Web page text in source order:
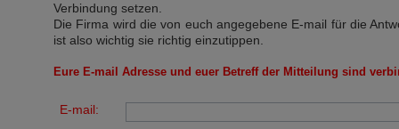
Verbindung setzen.
Die Firma wird die von euch angegebene E-mail für die
ist also wichtig sie richtig einzutippen.
Eure E-mail Adresse und euer Betreff der Mitteilung sind
E-mail: